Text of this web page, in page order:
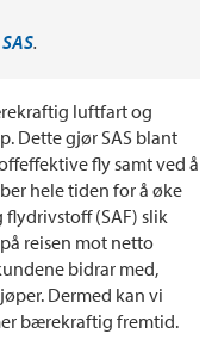
SAS.
luftfart og
Dette gjør SAS blant
fly samt ved å
hele tiden for å øke
(SAF) slik
reisen mot netto
bidrar med,
Dermed kan vi
bærekraftig fremtid.